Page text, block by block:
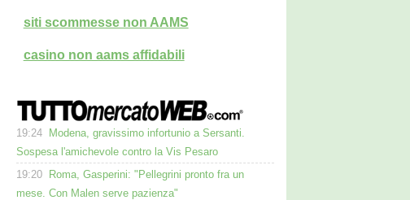
siti scommesse non AAMS
casino non aams affidabili
19:24
Modena, gravissimo infortunio a Sersanti.
Sospesa l'amichevole contro la Vis Pesaro
19:20
Roma, Gasperini: "Pellegrini pronto fra un
mese. Con Malen serve pazienza"